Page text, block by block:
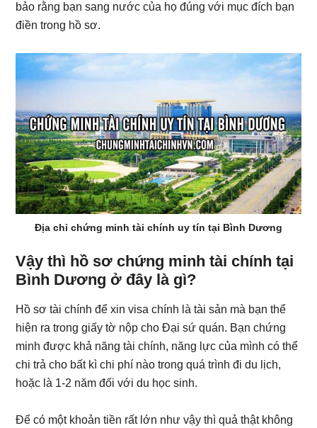
bảo rằng bạn sang nước của họ đúng với mục đích bạn
điền trong hồ sơ.
Địa chỉ chứng minh tài chính uy tín tại Bình Dương
Vậy thì hồ sơ chứng minh tài chính tại
Bình Dương ở đây là gì?
Hồ sơ tài chính để xin visa chính là tài sản mà bạn thể
hiện ra trong giấy tờ nộp cho Đại sứ quán. Bạn chứng
minh được khả năng tài chính, năng lực của mình có thể
chi trả cho bất kì chi phí nào trong quá trình đi du lịch,
hoặc là 1-2 năm đối với du học sinh.
Để có một khoản tiền rất lớn như vậy thì quả thật không